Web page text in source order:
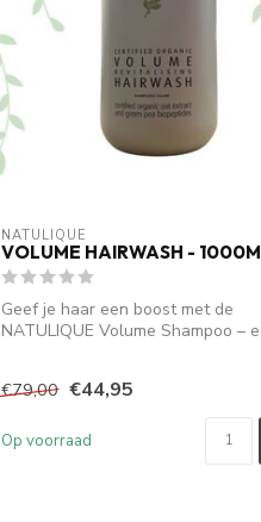
NATULIQUE
VOLUME HAIRWASH -
Geef je haar een boost met de
NATULIQUE Volume Shampoo –
€79,00 €44,95
Op voorraad